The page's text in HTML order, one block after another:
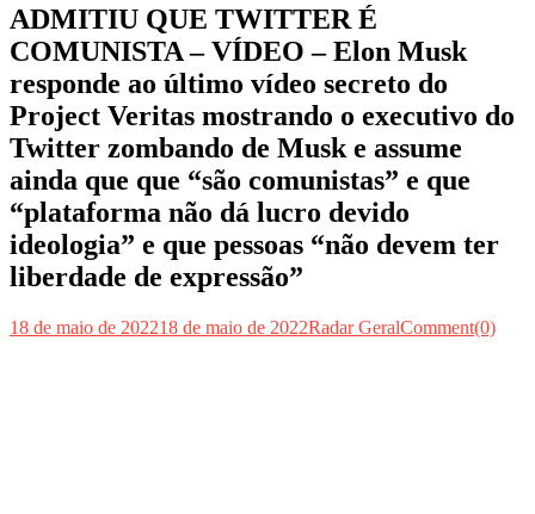
ADMITIU QUE TWITTER É
COMUNISTA – VÍDEO – Elon Musk
responde ao último vídeo secreto do
Project Veritas mostrando o executivo do
Twitter zombando de Musk e assume
ainda que que “são comunistas” e que
“plataforma não dá lucro devido
ideologia” e que pessoas “não devem ter
liberdade de expressão”
18 de maio de 202218 de maio de 2022Radar GeralComment(0)